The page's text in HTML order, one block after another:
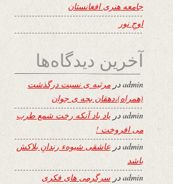
جامعه هنری افغانستان
اوجِ نور
آخرین دیدگاه‌ها
adminدر مرثیه ی نسبت درگذشت
(همراه)،دهقان بچه ی جوان
admin در یاد باد آنکه رخت شمع طرب
می افروخت !
adminدر عاشقی شیوهء رندانِ بلاکش
باشد
admin در سرگرمی های فکری